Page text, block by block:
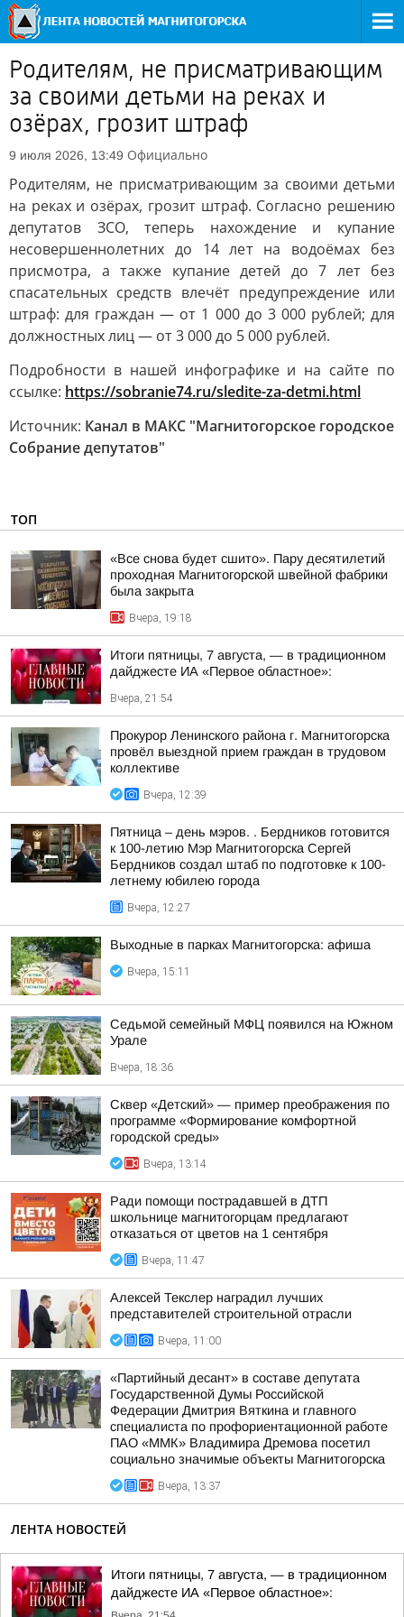
Родителям, не присматривающим
за своими детьми на реках и
озёрах, грозит штраф
9 июля 2026, 13:49 Официально
Родителям, не присматривающим за своими детьми
на реках и озёрах, грозит штраф. Согласно решению
депутатов ЗСО, теперь нахождение и купание
несовершеннолетних до 14 лет на водоёмах без
присмотра, а также купание детей до 7 лет без
спасательных средств влечёт предупреждение или
штраф: для граждан — от 1 000 до 3 000 рублей; для
должностных лиц — от 3 000 до 5 000 рублей.
Подробности в нашей инфографике и на сайте по
ссылке: https://sobranie74.ru/sledite-za-detmi.html
Источник: Канал в МАКС "Магнитогорское городское
Собрание депутатов"
ТОП
«Все снова будет сшито». Пару десятилетий
проходная Магнитогорской швейной фабрики
была закрыта
Вчера, 19:18
Итоги пятницы, 7 августа, — в традиционном
дайджесте ИА «Первое областное»:
Вчера, 21:54
Прокурор Ленинского района г. Магнитогорска
провёл выездной прием граждан в трудовом
коллективе
Вчера, 12:39
Пятница – день мэров. . Бердников готовится
к 100-летию Мэр Магнитогорска Сергей
Бердников создал штаб по подготовке к 100-
летнему юбилею города
Вчера, 12:27
Выходные в парках Магнитогорска: афиша
Вчера, 15:11
Седьмой семейный МФЦ появился на Южном
Урале
Вчера, 18:36
Сквер «Детский» — пример преображения по
программе «Формирование комфортной
городской среды»
Вчера, 13:14
Ради помощи пострадавшей в ДТП
школьнице магнитогорцам предлагают
отказаться от цветов на 1 сентября
Вчера, 11:47
Алексей Текслер наградил лучших
представителей строительной отрасли
Вчера, 11:00
«Партийный десант» в составе депутата
Государственной Думы Российской
Федерации Дмитрия Вяткина и главного
специалиста по профориентационной работе
ПАО «ММК» Владимира Дремова посетил
социально значимые объекты Магнитогорска
Вчера, 13:37
ЛЕНТА НОВОСТЕЙ
Итоги пятницы, 7 августа, — в традиционном
дайджесте ИА «Первое областное»: